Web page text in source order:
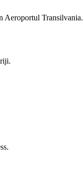
Aeroportul Transilvania.